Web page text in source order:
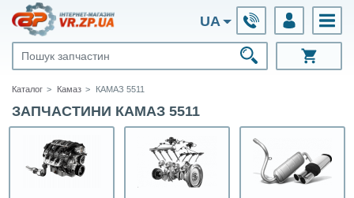
UA
Каталог Камаз КАМАЗ 5511
ЗАПЧАСТИНИ КАМАЗ 5511